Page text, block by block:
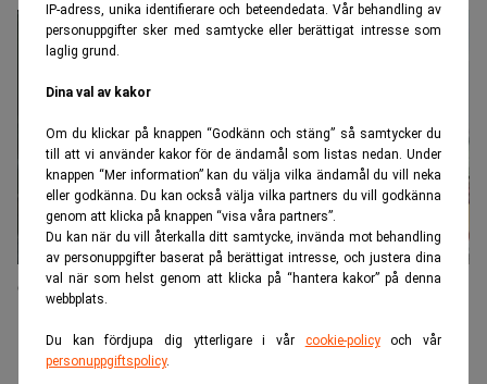
IP-adress, unika identifierare och beteendedata. Vår behandling av
personuppgifter sker med samtycke eller berättigat intresse som
laglig grund.
Dina val av kakor
Om du klickar på knappen “Godkänn och stäng” så samtycker du
till att vi använder kakor för de ändamål som listas nedan. Under
knappen “Mer information” kan du välja vilka ändamål du vill neka
eller godkänna. Du kan också välja vilka partners du vill godkänna
genom att klicka på knappen “visa våra partners”.
Du kan när du vill återkalla ditt samtycke, invända mot behandling
av personuppgifter baserat på berättigat intresse, och justera dina
val när som helst genom att klicka på “hantera kakor” på denna
webbplats.
Du kan fördjupa dig ytterligare i vår cookie-policyoch vår
personuppgiftspolicy.
Carnegie släpper egen app och nya Mifid-portföljer